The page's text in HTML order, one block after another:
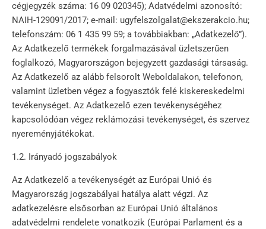
cégjegyzék száma: 16 09 020345); Adatvédelmi azonosító:
NAIH-129091/2017; e-mail: ugyfelszolgalat@ekszerakcio.hu;
telefonszám: 06 1 435 99 59; a továbbiakban: „Adatkezelő”).
Az Adatkezelő termékek forgalmazásával üzletszerűen
foglalkozó, Magyarországon bejegyzett gazdasági társaság.
Az Adatkezelő az alább felsorolt Weboldalakon, telefonon,
valamint üzletben végez a fogyasztók felé kiskereskedelmi
tevékenységet. Az Adatkezelő ezen tevékenységéhez
kapcsolódóan végez reklámozási tevékenységet, és szervez
nyereményjátékokat.
1.2. Irányadó jogszabályok
Az Adatkezelő a tevékenységét az Európai Unió és
Magyarország jogszabályai hatálya alatt végzi. Az
adatkezelésre elsősorban az Európai Unió általános
adatvédelmi rendelete vonatkozik (Európai Parlament és a